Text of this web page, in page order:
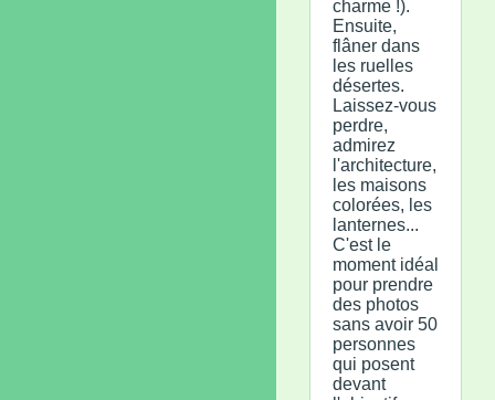
charme !).
Ensuite,
flâner dans
les ruelles
désertes.
Laissez-vous
perdre,
admirez
l'architecture,
les maisons
colorées, les
lanternes...
C'est le
moment idéal
pour prendre
des photos
sans avoir 50
personnes
qui posent
devant